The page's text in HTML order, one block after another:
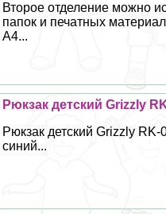
Второе отделение можно
папок и печатных
А4...
Рюкзак детский Grizzly
Рюкзак детский Grizzly
синий...